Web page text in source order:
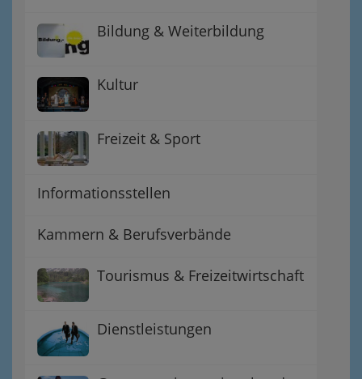
Bildung & Weiterbildung
Kultur
Freizeit & Sport
Informationsstellen
Kammern & Berufsverbände
Tourismus & Freizeitwirtschaft
Dienstleistungen